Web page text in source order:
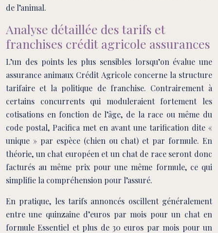
de l’animal.
Analyse détaillée des tarifs et
franchises crédit agricole assurances
L’un des points les plus sensibles lorsqu’on évalue une
assurance animaux Crédit Agricole concerne la structure
tarifaire et la politique de franchise. Contrairement à
certains concurrents qui moduleraient fortement les
cotisations en fonction de l’âge, de la race ou même du
code postal, Pacifica met en avant une tarification dite «
unique » par espèce (chien ou chat) et par formule. En
théorie, un chat européen et un chat de race seront donc
facturés au même prix pour une même formule, ce qui
simplifie la compréhension pour l’assuré.
En pratique, les tarifs annoncés oscillent généralement
entre une quinzaine d’euros par mois pour un chat en
formule Essentiel et plus de 30 euros par mois pour un